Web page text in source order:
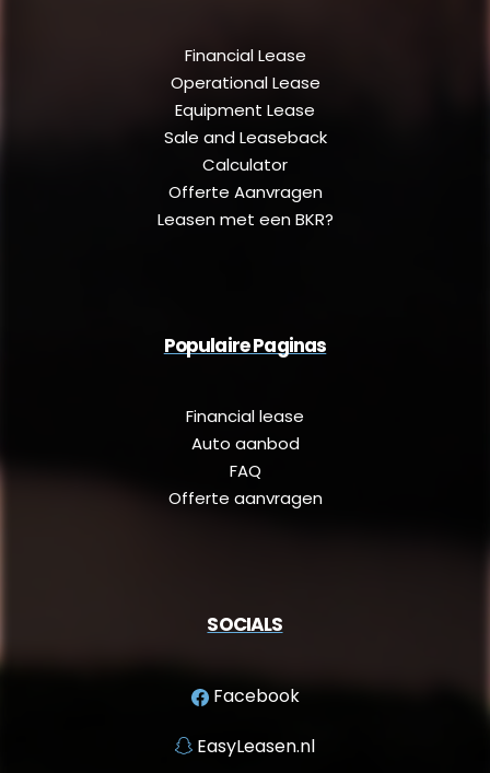
Financial Lease
Operational Lease
Equipment Lease
Sale and Leaseback
Calculator
Offerte Aanvragen
Leasen met een BKR?
Populaire Paginas
Financial lease
Auto aanbod
FAQ
Offerte aanvragen
SOCIALS
Facebook
EasyLeasen.nl